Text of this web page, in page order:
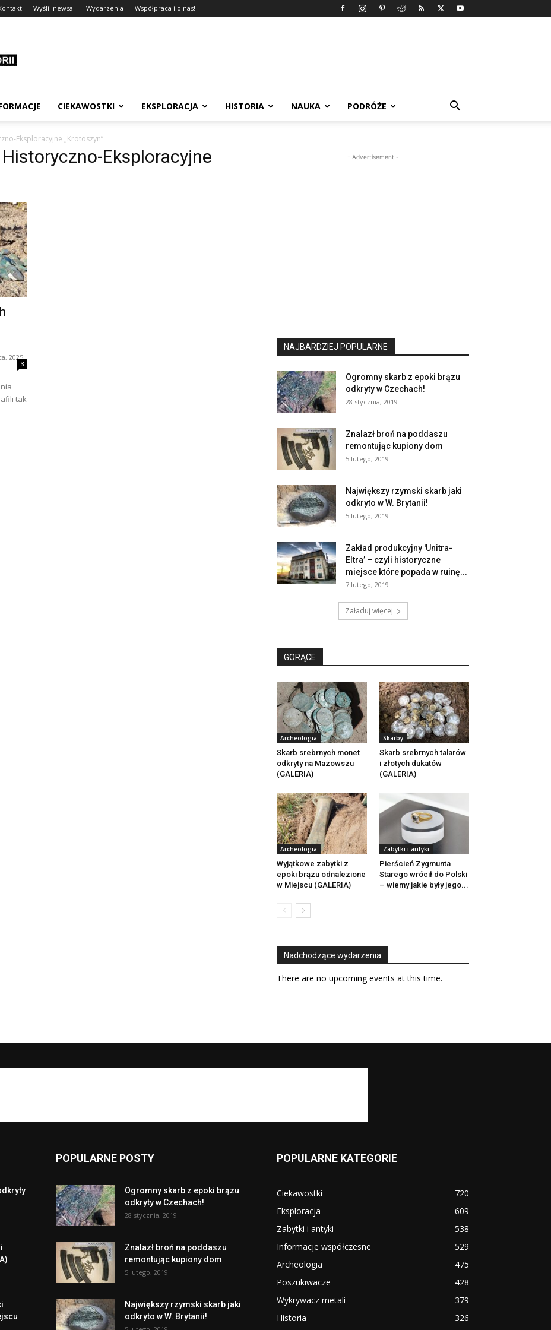
Wyślij newsa! Wydarzenia Współpraca i o nas!
CIEKAWOSTKI EKSPLORACJA HISTORIA NAUKA PODRÓŻE
Eksploracyjne „Krotoszyn”
Eksploracyjne
2025
3
tak
- Advertisement -
NAJBARDZIEJ POPULARNE
Ogromny skarb z epoki brązu
odkryty w Czechach!
28 stycznia, 2019
Znalazł broń na poddaszu
remontując kupiony dom
5 lutego, 2019
Największy rzymski skarb jaki
odkryto w W. Brytanii!
5 lutego, 2019
Zakład produkcyjny 'Unitra-
Eltra’ – czyli historyczne
miejsce które popada w ruinę...
7 lutego, 2019
Załaduj więcej
GORĄCE
Archeologia
Skarb srebrnych monet
odkryty na Mazowszu
(GALERIA)
Skarby
Skarb srebrnych talarów
i złotych dukatów
(GALERIA)
Archeologia
Wyjątkowe zabytki z
epoki brązu odnalezione
w Miejscu (GALERIA)
Zabytki i antyki
Pierścień Zygmunta
Starego wrócił do Polski
– wiemy jakie były jego...
Nadchodzące wydarzenia
There are no upcoming events at this time.
POPULARNE POSTY
Ogromny skarb z epoki brązu
odkryty w Czechach!
28 stycznia, 2019
Znalazł broń na poddaszu
remontując kupiony dom
5 lutego, 2019
Największy rzymski skarb jaki
odkryto w W. Brytanii!
POPULARNE KATEGORIE
Ciekawostki
720
Eksploracja
609
Zabytki i antyki
538
Informacje współczesne
529
Archeologia
475
Poszukiwacze
428
Wykrywacz metali
379
Historia
326